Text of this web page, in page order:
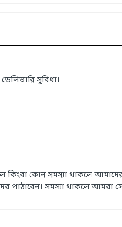
সুবিধা।
হলে কিংবা কোন সমস্যা থাকলে
পাঠাবেন। সমস্যা থাকলে আমরা